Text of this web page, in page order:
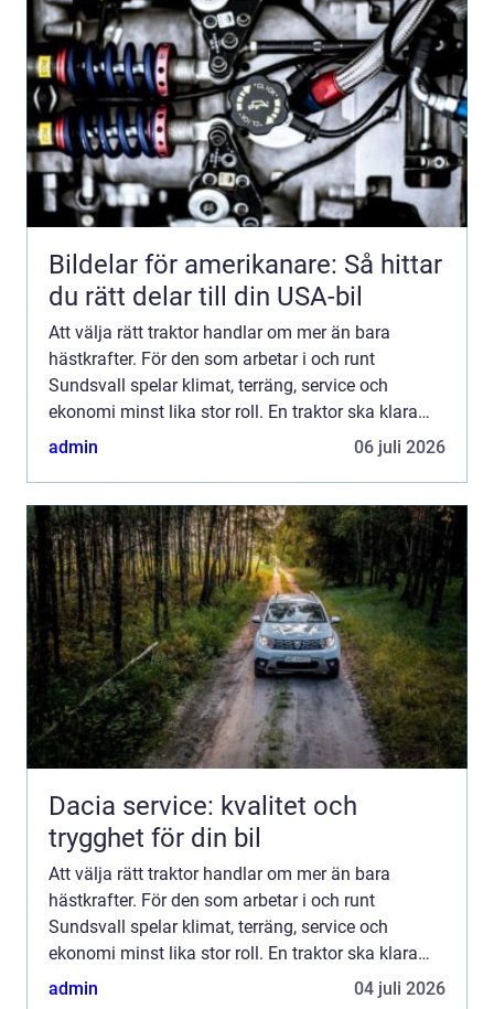
Bildelar för amerikanare: Så hittar
du rätt delar till din USA-bil
Att välja rätt traktor handlar om mer än bara
hästkrafter. För den som arbetar i och runt
Sundsvall spelar klimat, terräng, service och
ekonomi minst lika stor roll. En traktor ska klara
tunga lyft i skogen, snöröjning i brant backe,
admin 06 juli 2026
Dacia service: kvalitet och
trygghet för din bil
Att välja rätt traktor handlar om mer än bara
hästkrafter. För den som arbetar i och runt
Sundsvall spelar klimat, terräng, service och
ekonomi minst lika stor roll. En traktor ska klara
tunga lyft i skogen, snöröjning i brant backe,
admin 04 juli 2026